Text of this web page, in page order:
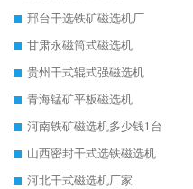
邢台干选铁矿磁选机厂
甘肃永磁筒式磁选机
贵州干式辊式强磁选机
青海锰矿平板磁选机
河南铁矿磁选机多少钱1台
山西密封干式选铁磁选机
河北干式磁选机厂家